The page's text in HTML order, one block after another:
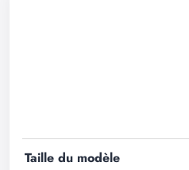
Taille du modèle